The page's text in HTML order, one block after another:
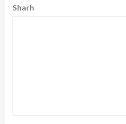
Sharh